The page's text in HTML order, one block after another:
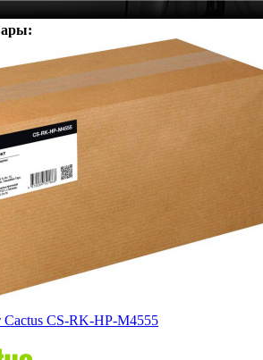
CS-RK-HP-M4555